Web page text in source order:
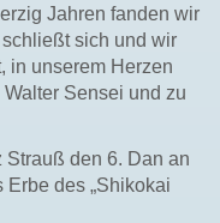
Jahren fanden wir
sich und wir
in unserem Herzen
Sensei und zu
den 6. Dan an
des „Shikokai